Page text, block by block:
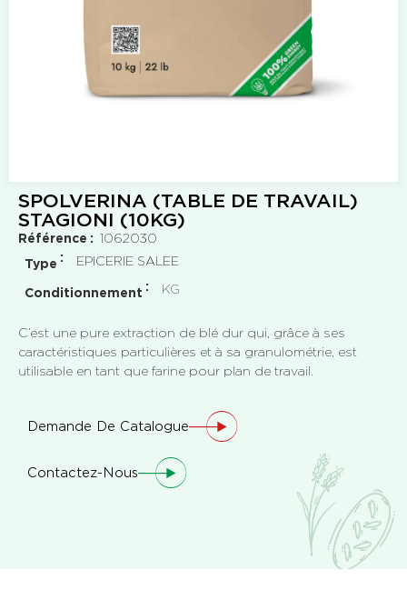
SPOLVERINA (TABLE DE TRAVAIL)
STAGIONI (10KG)
Conditionnement KG
Référence
1062030
Type
EPICERIE SALEE
C’est une pure extraction de blé dur qui, grâce à ses
caractéristiques particulières et à sa granulométrie, est
utilisable en tant que farine pour plan de travail.
Demande De Catalogue
Contactez-Nous